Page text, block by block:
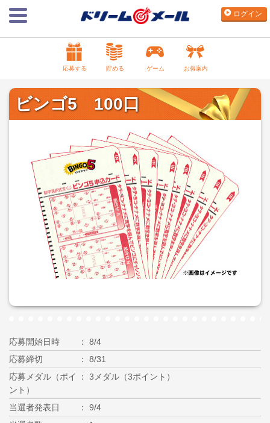
ログイン
応募する 貯める ゲーム お得案内
ビンゴ5 100口
応募開始日時
8/4
応募締切
8/31
応募メダル（ポイ
ント）
3メダル（3ポイント）
当選者発表日
9/4